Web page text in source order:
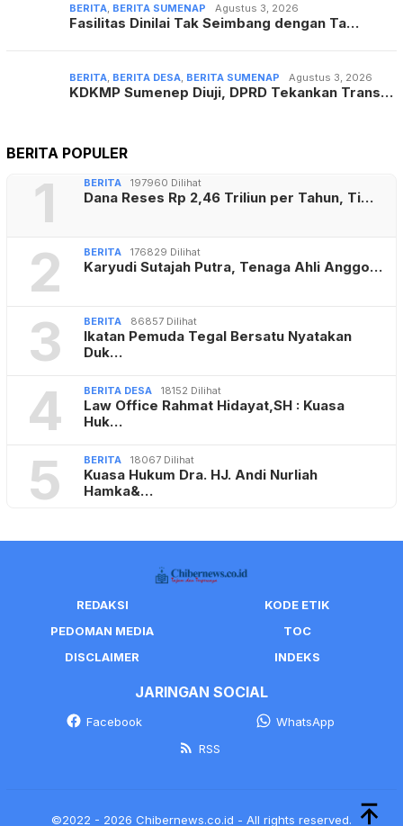
BERITA BERITA SUMENAP Agustus 3, 2026
Fasilitas Dinilai Tak Seimbang dengan Ta…
BERITA BERITA DESA BERITA SUMENAP Agustus 3, 2026
KDKMP Sumenep Diuji, DPRD Tekankan Trans…
BERITA POPULER
1 BERITA 197960 Dilihat
Dana Reses Rp 2,46 Triliun per Tahun, Ti…
2 BERITA 176829 Dilihat
Karyudi Sutajah Putra, Tenaga Ahli Anggo…
3 BERITA 86857 Dilihat
Ikatan Pemuda Tegal Bersatu Nyatakan
Duk…
4 BERITA DESA 18152 Dilihat
Law Office Rahmat Hidayat,SH : Kuasa
Huk…
5 BERITA 18067 Dilihat
Kuasa Hukum Dra. HJ. Andi Nurliah
Hamka&…
REDAKSI
KODE ETIK
PEDOMAN MEDIA
TOC
DISCLAIMER
INDEKS
JARINGAN SOCIAL
Facebook
WhatsApp
RSS
©2022 - 2026 Chibernews.co.id - All rights reserved.